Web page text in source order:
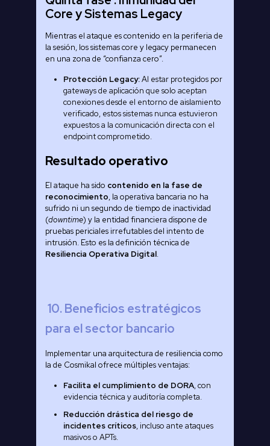
Core y Sistemas Legacy
Mientras el ataque es contenido en la periferia de
la sesión, los sistemas core y legacy permanecen
en una zona de “confianza cero”.
Protección Legacy:Al estar protegidos por
gateways de aplicación que solo aceptan
conexiones desde el entorno de aislamiento
verificado, estos sistemas nunca estuvieron
expuestos a la comunicación directa con el
endpoint comprometido.
Resultado operativo
El ataque ha sido contenido en la fase de
reconocimiento, la operativa bancaria no ha
sufrido ni un segundo de tiempo de inactividad
(downtime) y la entidad financiera dispone de
pruebas periciales irrefutables del intento de
intrusión. Esto es la definición técnica de
Resiliencia Operativa Digital.
10. Beneficios estratégicos
para el sector bancario
Implementar una arquitectura de resiliencia como
la de Cosmikal ofrece múltiples ventajas:
Facilita el cumplimiento de DORA, con
evidencia técnica y auditoría completa.
Reducción drástica del riesgo de
incidentes críticos, incluso ante ataques
masivos o APTs.